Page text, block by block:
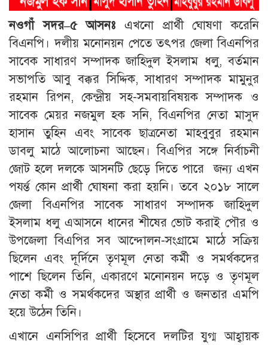
নওগাঁ সদর–৫ আসনঃএখনো প্রার্থী ঘোষণা করেনি
বিএনপি। দলীয় মনোনয়ন পেতে তৎপর জেলা বিএনপির
সাবেক সাধারণ সম্পাদক জাহিদুল ইসলাম ধলু, বর্তমান
সভাপতি আবু বক্কর সিদ্দিক, সাধারণ সম্পাদক মামুনুর
রহমান রিপন, কেন্দ্রীয় সহ-সমবায়বিষয়ক সম্পাদক ও
সাবেক মেয়র নজমুল হক সনি, বিএনপির নেতা মাসুদ
হাসান তুহিন এবং সাবেক ছাত্রনেতা মাহবুবুর রহমান
ডাবলু মাঠে আলোচনা আছেন। বিএপির সঙ্গে নির্বাচনী
জোট হলে দলকে আসনটি ছেড়ে দিতে পারে জন্য এখন
পযর্ন্ত কোন প্রার্থী ঘোষনা করা হয়নি। তবে ২০১৮ সালে
জেলা বিএনপির সাবেক সাধারণ সম্পাদক জাহিদুল
ইসলাম ধলু এআসনে ধানের শীষের ভোট করাই পৌর ও
উপজেলা বিএপির সব আন্দোলন-সংগ্রামে মাঠে সক্রিয়
ছিলেন এবং দূর্দিনে তৃণমূল নেতা কর্মী ও সমর্থকদের
পাশে ছিলেন তিনি, একারণে মনোনয়ন দড়ে ও তৃণমূল
নেতা কর্মী ও সমর্থকদের অস্থার প্রার্থী ও জনতার এমপি
হয়ে উঠেন তিনি।
এখানে এনসিপির প্রার্থী হিসেবে দলটির যুগ্ম আহ্বায়ক